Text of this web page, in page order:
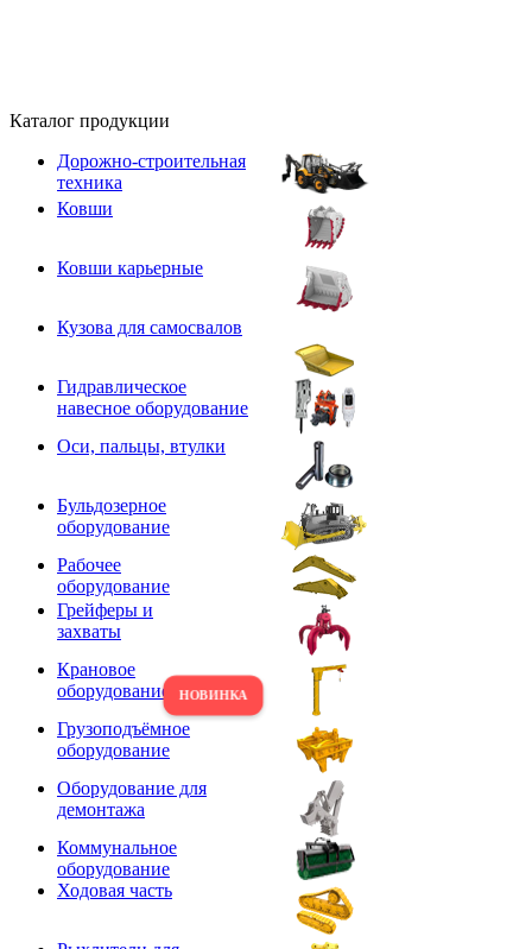
Каталог продукции
Дорожно-строительная
техника
Ковши
Ковши карьерные
Кузова для самосвалов
Гидравлическое
навесное оборудование
Оси, пальцы, втулки
Бульдозерное
оборудование
Рабочее
оборудование
Грейферы и
захваты
Крановое
оборудование
Грузоподъёмное
оборудование
Оборудование для
демонтажа
Коммунальное
оборудование
Ходовая часть